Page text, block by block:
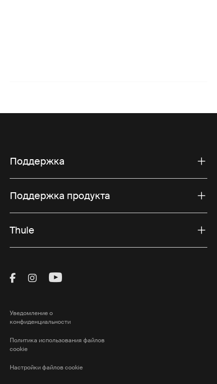
Поддержка
Поддержка продукта
Thule
Visit Thule on Facebook (external link)
Visit Thule on Instagram (external link)
Visit Thule on Youtube (external
Уведомление о
конфиденциальности
Политика использования файлов
cookie
Настройки файлов cookie